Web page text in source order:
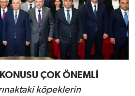
ÇOK ÖNEMLİ
köpeklerin